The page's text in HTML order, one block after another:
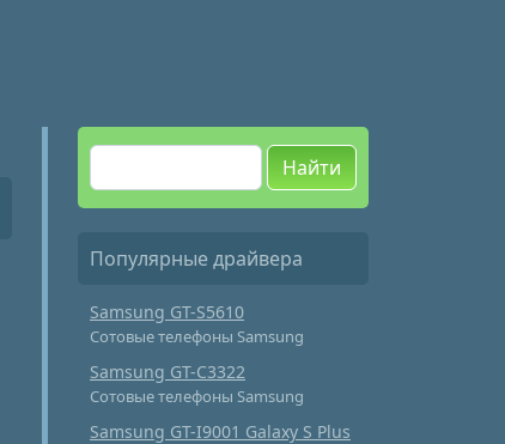
Найти
Популярные драйвера
Samsung GT-S5610
Сотовые телефоны Samsung
Samsung GT-C3322
Сотовые телефоны Samsung
Samsung GT-I9001 Galaxy S Plus